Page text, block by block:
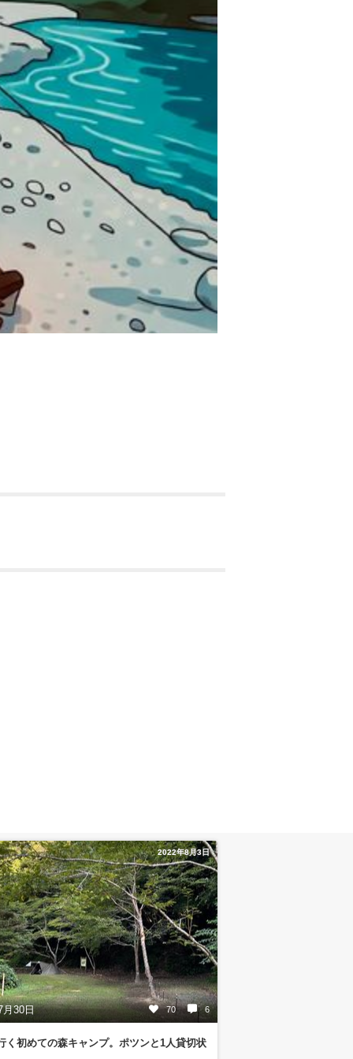
2022年8月3日
月30日 70 6
く初めての森キャンプ。ポツンと1人貸切状